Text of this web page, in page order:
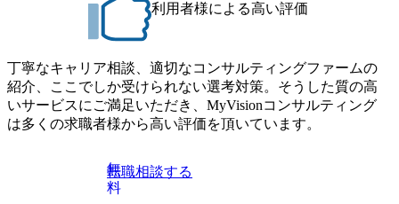
jp/consulting-firm/dirbato/interview01 MyViision企業インタビュ
ー② https://my-vision.co.jp/consulting-firm/dirbato/interview02 20
26年8月18日(火) 19:00開始～最長20:00終了 2026年8月13日
(木) 16:00 当日はDirbatoの現役トップコンサルタントが業界
動向を踏まえ、コンサルティング市場の最新トレンドをお
伝えいたします。コンサルティング業界への転職を迷われ
ている方や情報収集を行いたい方のご参加も歓迎です。更
ンサルタントも登壇しますので、当社へ気になることや転
職後のご不安な事はその場でご質問いただけますので、ぜ
利用者様による高い評価
丁寧なキャリア相談、適切なコンサルティングファームの
紹介、ここでしか受けられない選考対策。そうした質の高
いサービスにご満足いただき、MyVisionコンサルティング
は多くの求職者様から高い評価を頂いています。
無
料
転職相談する